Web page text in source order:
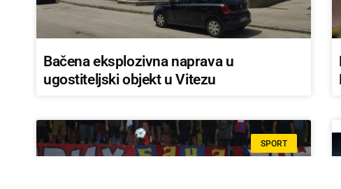
Bačena eksplozivna naprava u
ugostiteljski objekt u Vitezu
SPORT